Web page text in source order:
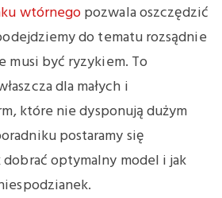
wtórnegopozwala oszczędzić
do tematu rozsądnie
musi być ryzykiem. To
dla małych i
które nie dysponują dużym
postaramy się
optymalny model i jak